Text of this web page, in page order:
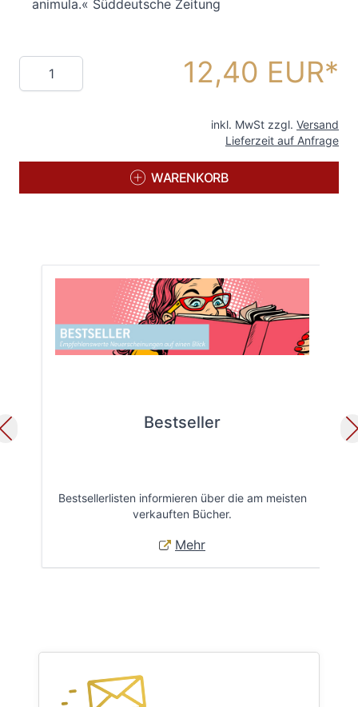
animula.« Süddeutsche Zeitung
Menge 12,40 EUR
inkl. MwSt zzgl. Versand
Lieferzeit auf Anfrage
WARENKORB
Bestseller
Bestsellerlisten informieren über die am meisten
verkauften Bücher.
Mehr